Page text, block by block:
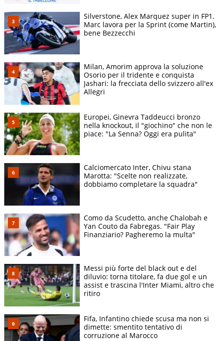
14/05
Internazionali BNL
d'Italia
(UKR)
2 2-6
25/05 Roland Garros
Emerson
27/05
Roland Garros 32mi
(CZE)
V
3
29/05 Roland Garros 16mi
Magda
6-4 6-
31/05 Roland Garros OT
Marta
Kostyuk
(UKR)
S
5-7 1-
6
24/06
Bad Homburg
Open powered by
Solarwatt
Navarro
(USA)
S
30/06 Wimbledon
Taylor
02/07 Wimbledon 32mi
Karolina
Pliskova
V
Eala (PHI)
2-6
04/08
National Bank
Open presented
by Rogers
32mi
Sara Bejlek
V
6-0 6-
06/08
National Bank
Open presented
by Rogers
16mi
Viktorija
Golubic
(CHE)
V
6-2 6-
Silverstone, Alex Marquez super in FP1.
Marc lavora per la Sprint (come Martin),
bene Bezzecchi
Milan, Amorim approva la soluzione
Osorio per il tridente e conquista
Jashari: la frecciata dello svizzero all'ex
Allegri
Europei, Ginevra Taddeucci bronzo
nella knockout, il "giochino" che non le
piace: "La Senna? Oggi era pulita"
Calciomercato Inter, Chivu stana
Marotta: "Scelte non realizzate,
dobbiamo completare la squadra"
Como da Scudetto, anche Chalobah e
Yan Couto da Fabregas. "Fair Play
Finanziario? Pagheremo la multa"
Messi più forte del black out e del
diluvio: torna titolare, fa due gol e un
assist e trascina l'Inter Miami, altro che
ritiro
Fifa, Infantino chiede scusa ma non si
dimette: smentito tentativo di
corruzione al Marocco